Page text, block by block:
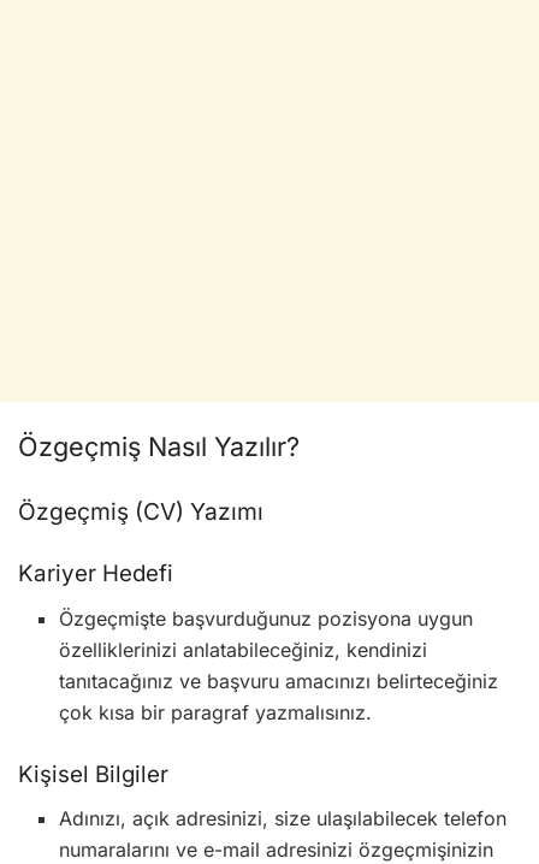
Özgeçmiş Nasıl Yazılır?
Özgeçmiş (CV) Yazımı
Kariyer Hedefi
Özgeçmişte başvurduğunuz pozisyona uygun
özelliklerinizi anlatabileceğiniz, kendinizi
tanıtacağınız ve başvuru amacınızı belirteceğiniz
çok kısa bir paragraf yazmalısınız.
Kişisel Bilgiler
Adınızı, açık adresinizi, size ulaşılabilecek telefon
numaralarını ve e-mail adresinizi özgeçmişinizin